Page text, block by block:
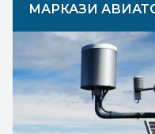
МАРКАЗИ